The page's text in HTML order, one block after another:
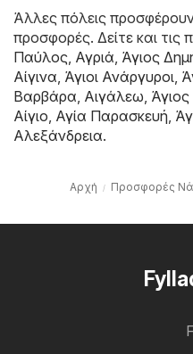
Άλλες πόλεις προσφέρουν
προσφορές. Δείτε και
Παύλος, Αγριά, Άγιος
Αίγινα, Άγιοι Ανάργυροι,
Βαρβάρα, Αιγάλεω,
Αίγιο, Αγία Παρασκευή,
Αλεξάνδρεια.
Αρχή Προσφορές